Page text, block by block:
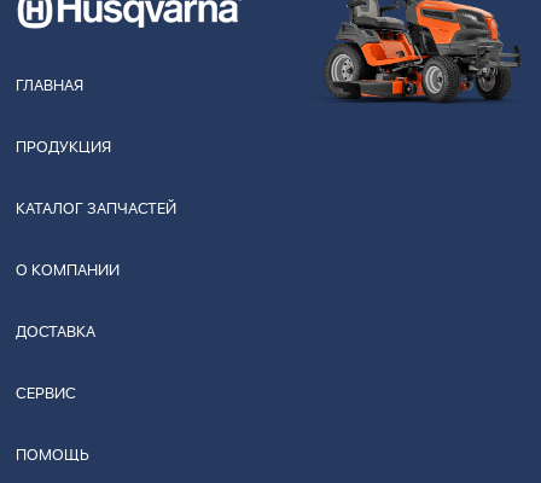
ГЛАВНАЯ
ПРОДУКЦИЯ
КАТАЛОГ ЗАПЧАСТЕЙ
О КОМПАНИИ
ДОСТАВКА
СЕРВИС
ПОМОЩЬ